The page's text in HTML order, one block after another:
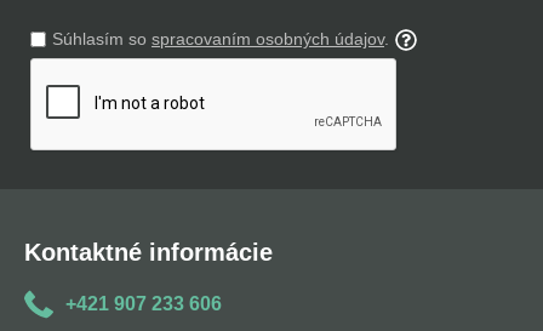
Súhlasím so spracovaním osobných údajov.
Kontaktné informácie
+421 907 233 606